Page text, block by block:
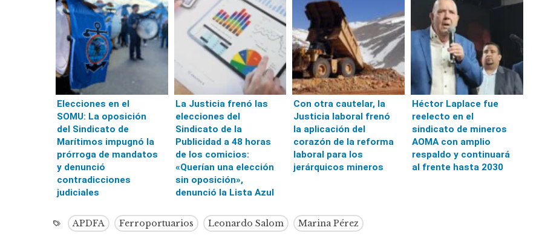
Elecciones en el
SOMU: La oposición
del Sindicato de
Marítimos impugnó la
prórroga de mandatos
y denunció
contradicciones
judiciales
La Justicia frenó las
elecciones del
Sindicato de la
Publicidad a 48 horas
de los comicios:
«Querían una elección
sin oposición»,
denunció la Lista Azul
Con otra cautelar, la
Justicia laboral frenó
la aplicación del
corazón de la reforma
laboral para los
jerárquicos mineros
Héctor Laplace fue
reelecto en el
sindicato de mineros
AOMA con amplio
respaldo y continuará
al frente hasta 2030
APDFA Ferroportuarios Leonardo Salom Marina Pérez